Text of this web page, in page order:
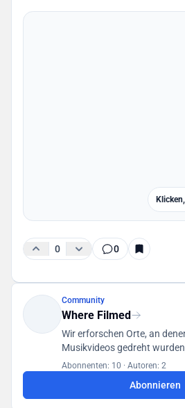
0 0
Community
Where Filmed
Wir erforschen Orte, an
Musikvideos gedreht
unsere Funde in einer für
Abonnenten: 10 · Autoren: 2
Abonnieren